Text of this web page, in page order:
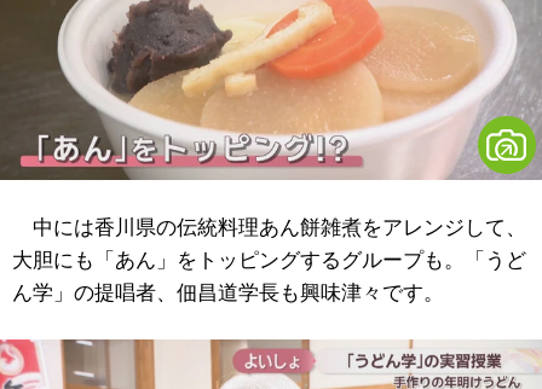
中には香川県の伝統料理あん餅雑煮をアレンジして、
大胆にも「あん」をトッピングするグループも。「うど
ん学」の提唱者、佃昌道学長も興味津々です。